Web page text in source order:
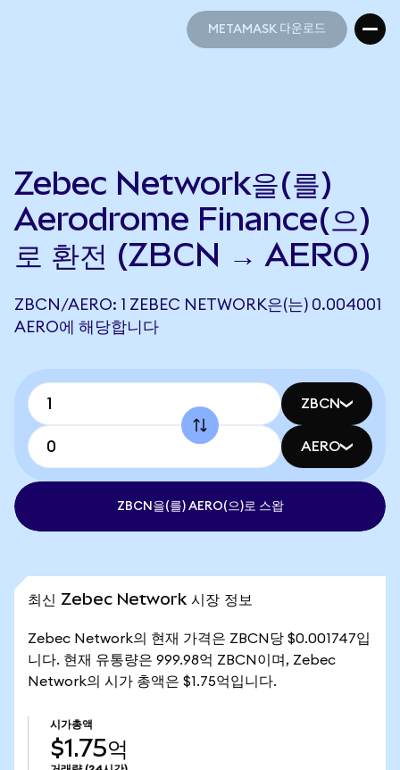
METAMASK 다운로드
Zebec Network을(를)
Aerodrome Finance(으)
로 환전 (ZBCN → AERO)
ZBCN/AERO: 1 ZEBEC NETWORK은(는) 0.004001
AERO에 해당합니다
ZBCN
AERO
ZBCN을(를) AERO(으)로 스왑
최신 Zebec Network 시장 정보
Zebec Network의 현재 가격은 ZBCN당 $0.001747입
니다. 현재 유통량은 999.98억 ZBCN이며, Zebec
Network의 시가 총액은 $1.75억입니다.
시가총액
$1.75억